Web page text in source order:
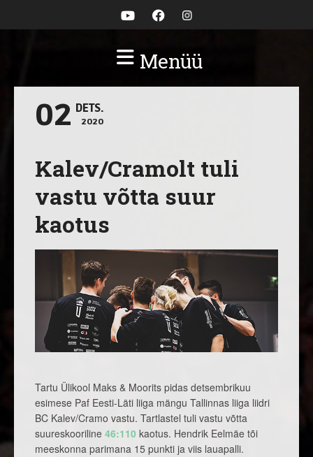
Menüü
02 DETS.
2020
Kalev/Cramolt tuli
vastu võtta suur
kaotus
Tartu Ülikool Maks & Moorits pidas detsembrikuu
esimese Paf Eesti-Läti liiga mängu Tallinnas liiga liidri
BC Kalev/Cramo vastu. Tartlastel tuli vastu võtta
suureskooriline 46:110 kaotus. Hendrik Eelmäe tõi
meeskonna parimana 15 punkti ja viis lauapalli.